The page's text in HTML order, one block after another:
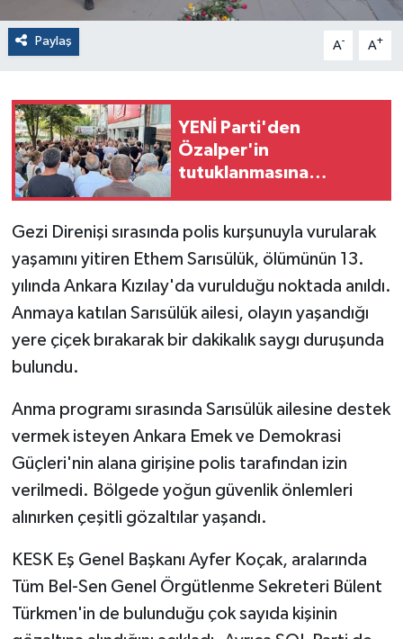
Paylaş A- A+
YENİ Parti'den
Özalper'in
tutuklanmasına
Gezi Direnişi sırasında polis kurşunuyla vurularak
yaşamını yitiren Ethem Sarısülük, ölümünün 13.
yılında Ankara Kızılay'da vurulduğu noktada anıldı.
Anmaya katılan Sarısülük ailesi, olayın yaşandığı
yere çiçek bırakarak bir dakikalık saygı duruşunda
bulundu.
Anma programı sırasında Sarısülük ailesine destek
vermek isteyen Ankara Emek ve Demokrasi
Güçleri'nin alana girişine polis tarafından izin
verilmedi. Bölgede yoğun güvenlik önlemleri
alınırken çeşitli gözaltılar yaşandı.
KESK Eş Genel Başkanı Ayfer Koçak, aralarında
Tüm Bel-Sen Genel Örgütlenme Sekreteri Bülent
Türkmen'in de bulunduğu çok sayıda kişinin